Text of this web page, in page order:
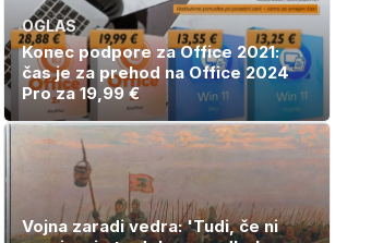
OGLAS
Konec podpore za Office 2021:
čas je za prehod na Office 2024
Pro za 19,99 €
Vojna zaradi vedra: 'Tudi, če ni